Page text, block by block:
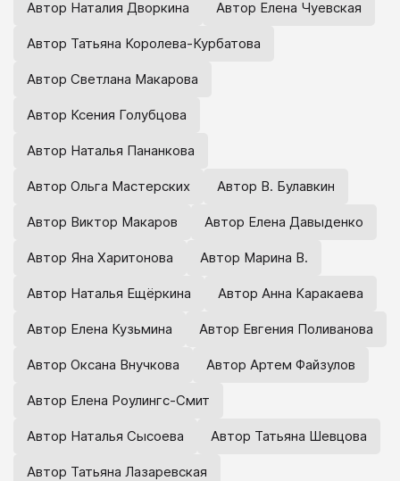
Автор Наталия Дворкина Автор Елена Чуевская
Автор Татьяна Королева-Курбатова
Автор Светлана Макарова
Автор Ксения Голубцова
Автор Наталья Пананкова
Автор Ольга Мастерских Автор В. Булавкин
Автор Виктор Макаров Автор Елена Давыденко
Автор Яна Харитонова Автор Марина В.
Автор Наталья Ещёркина Автор Анна Каракаева
Автор Елена Кузьмина Автор Евгения Поливанова
Автор Оксана Внучкова Автор Артем Файзулов
Автор Елена Роулингс-Смит
Автор Наталья Сысоева Автор Татьяна Шевцова
Автор Татьяна Лазаревская